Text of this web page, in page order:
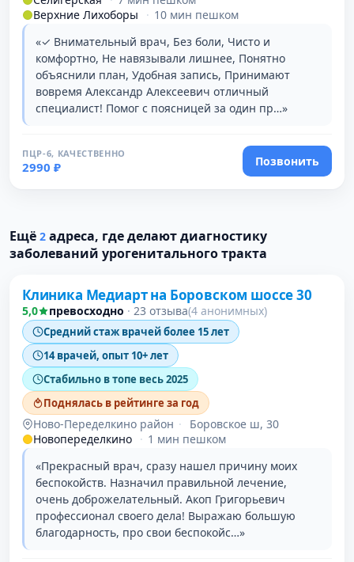
Верхние Лихоборы
· 10 мин пешком
«✓ Внимательный врач, Без боли, Чисто и
комфортно, Не навязывали лишнее, Понятно
объяснили план, Удобная запись, Принимают
вовремя Александр Алексеевич отличный
специалист! Помог с поясницей за один пр…»
ПЦР-6, КАЧЕСТВЕННО
2990 ₽ Позвонить
Ещё 2 адреса, где делают диагностику
заболеваний урогенитального тракта
Клиника Медиарт на Боровском шоссе 30
5,0 превосходно · 23 отзыва(4 анонимных)
Средний стаж врачей более 15 лет
14 врачей, опыт 10+ лет
Стабильно в топе весь 2025
Поднялась в рейтинге за год
Ново-Переделкино район ·
Боровское ш, 30
Новопеределкино · 1 мин пешком
«Прекрасный врач, сразу нашел причину моих
беспокойств. Назначил правильной лечение,
очень доброжелательный. Акоп Григорьевич
профессионал своего дела! Выражаю большую
благодарность, про свои беспокойс…»